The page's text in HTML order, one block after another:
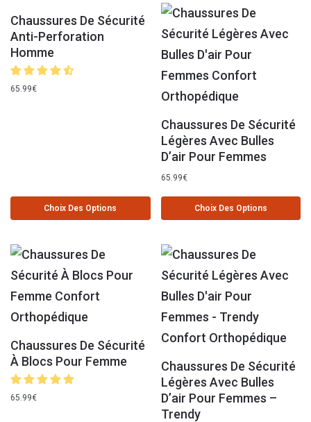
Chaussures De Sécurité
Anti-Perforation
Homme
65.99€
Choix Des Options
Chaussures De Sécurité
Légères Avec Bulles
D’air Pour Femmes
65.99€
Choix Des Options
Chaussures De Sécurité
À Blocs Pour Femme
65.99€
Chaussures De Sécurité
Légères Avec Bulles
D’air Pour Femmes –
Trendy